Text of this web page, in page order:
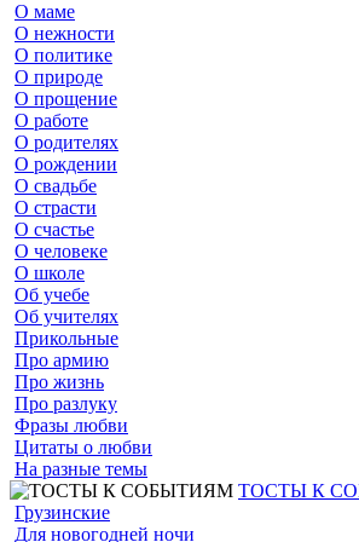
О маме
О нежности
О политике
О природе
О прощение
О работе
О родителях
О рождении
О свадьбе
О страсти
О счастье
О человеке
О школе
Об учебе
Об учителях
Прикольные
Про армию
Про жизнь
Про разлуку
Фразы любви
Цитаты о любви
На разные темы
ТОСТЫ К
Грузинские
Для новогодней ночи